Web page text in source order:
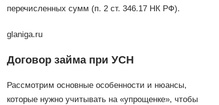
перечисленных сумм (п. 2 ст. 346.17 НК РФ).
glaniga.ru
Договор займа при УСН
Рассмотрим основные особенности и нюансы,
которые нужно учитывать на «упрощенке», чтобы